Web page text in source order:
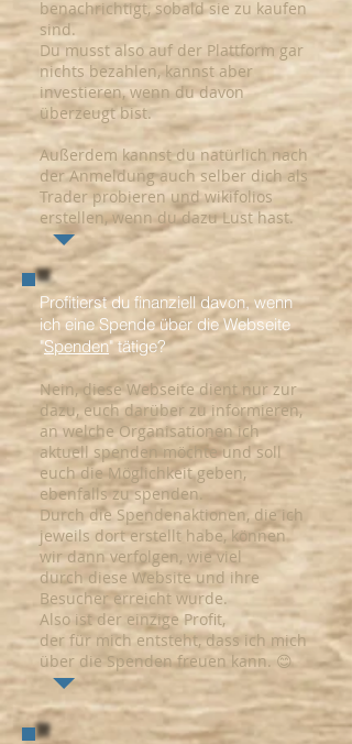
benachrichtigt, sobald sie zu kaufen
sind.
Du musst also auf der Plattform gar
nichts bezahlen, kannst aber
investieren, wenn du davon
überzeugt bist.
Außerdem kannst du natürlich nach
der Anmeldung auch selber dich als
Trader probieren und wikifolios
erstellen, wenn du dazu Lust hast.
Profitierst du finanziell davon, wenn
ich eine Spende über die Webseite
"Spenden" tätige?
Nein, diese Webseite dient nur zur
dazu, euch darüber zu informieren,
an welche Organisationen ich
aktuell spenden möchte und soll
euch die Möglichkeit geben,
ebenfalls zu spenden.
Durch die Spendenaktionen, die ich
jeweils dort erstellt habe, können
wir dann verfolgen, wie viel
durch diese Website und ihre
Besucher erreicht wurde.
Also ist der einzige Profit,
der für mich entsteht, dass ich mich
über die Spenden freuen kann. 😊